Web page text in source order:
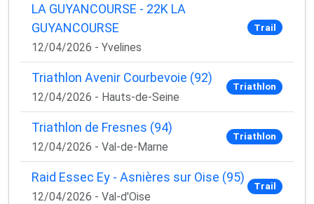
LA GUYANCOURSE - 22K LA
GUYANCOURSE
12/04/2026 - Yvelines
Trail
Triathlon Avenir Courbevoie (92)
12/04/2026 - Hauts-de-Seine
Triathlon
Triathlon de Fresnes (94)
12/04/2026 - Val-de-Marne
Triathlon
Raid Essec Ey - Asnières sur Oise (95)
12/04/2026 - Val-d'Oise
Trail